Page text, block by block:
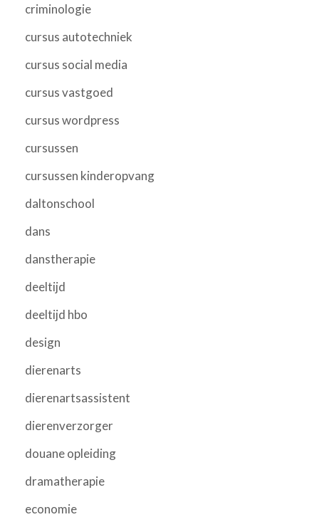
criminologie
cursus autotechniek
cursus social media
cursus vastgoed
cursus wordpress
cursussen
cursussen kinderopvang
daltonschool
dans
danstherapie
deeltijd
deeltijd hbo
design
dierenarts
dierenartsassistent
dierenverzorger
douane opleiding
dramatherapie
economie